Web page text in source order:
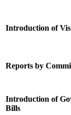
Introduction of
Reports by
Introduction of
Bills